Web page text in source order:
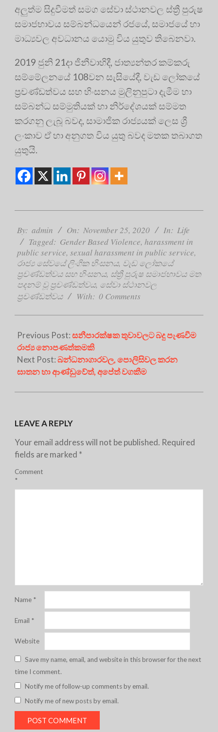
අලුත්ම සිදුවීමත් සමග සේවා ස්ථානවල ස්ත්‍රී පුරුෂ
සමාජභාවය සම්බන්ධයෙන් රජයේ, සමාජයේ හා
මාධ්‍යවල අවධානය යොමු විය යුතුව තිබෙනවා.
2019 ජුනි 21දා ජිනීවාහිදී, ජාත්‍යන්තර කම්කරු
සම්මේලනයේ 108වන සැසියේදී, වැඩ ලෝකයේ
ප්‍රචණ්ඩත්වය සහ හිංසනය මුලිනුපුටා දැමීම හා
සම්බන්ධ සම්මුතියක් හා නිර්දේශයක් සම්මත
කරගනු ලැබූ බවද, සාමාජික රාජ්‍යයක් ලෙස ශ්‍රී
ලංකාව ඒ හා අනුගත විය යුතු බවද මතක තබාගත
යුතුයි.
11-
25
By: admin On: November 25, 2020 In: Life
Tagged: Gender Based Violence, harassment in
public service, sexual harassment in public service,
රාජ්‍ය සේවයේ ලිංගික හිංසනය, වැඩ ලෝකයේ
ප්‍රචණ්ඩත්වය සහ හිංසනය, ස්ත්‍රී පුරුෂ සමාජභාවය මත
පදනම් වූ ප්‍රචණ්ඩත්වය, සේවා ස්ථානවල
ප්‍රචණ්ඩත්වය
With: 0 Comments
Previous Post:සනීපාරක්ෂක තුවාවලට බදු පැණවීම
රාජ්‍ය නොපණත්කමකි
Next Post:බන්ධනාගාරවල, පොලිසිවල කරන
ඝාතන හා ආණ්ඩුවේත්, අපේත් වගකීම
LEAVE A REPLY
Your email address will not be published. Required
fields are marked *
Comment
*
Name *
Email *
Website
Save my name, email, and website in this browser for the next
time I comment.
Notify me of follow-up comments by email.
Notify me of new posts by email.